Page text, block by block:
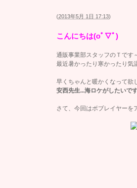
(2013年5月 1日 17:13)
こんにちは(oﾟ▽ﾟ)
通販事業部スタッフのＴです
最近暑かったり寒かったり気
早くちゃんと暖かくなって欲
安西先生...海ロケがしたいで
さて、今回はボブレイヤーを